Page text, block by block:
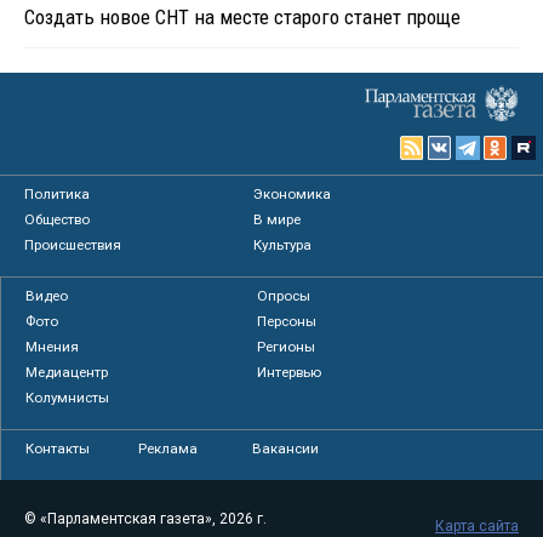
Создать новое СНТ на месте старого станет проще
Политика
Экономика
Общество
В мире
Происшествия
Культура
Видео
Опросы
Фото
Персоны
Мнения
Регионы
Медиацентр
Интервью
Колумнисты
Контакты Реклама Вакансии
© «Парламентская газета», 2026 г.
Карта сайта